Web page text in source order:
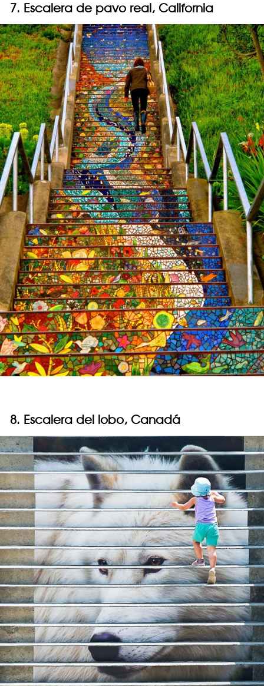
7. Escalera de pavo real, California
8. Escalera del lobo, Canadá